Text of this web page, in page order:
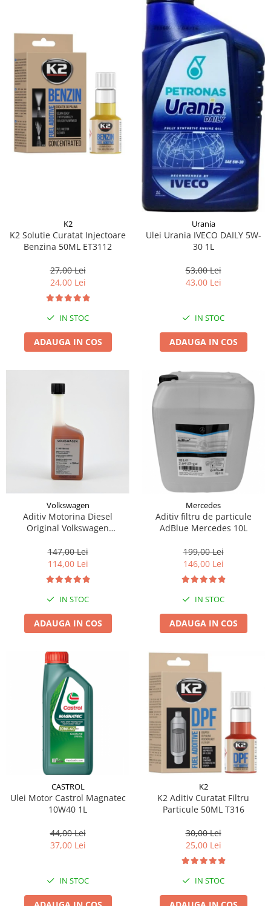
K2
K2 Solutie Curatat Injectoare
Benzina 50ML ET3112
27,00 Lei
24,00 Lei
IN STOC
ADAUGA IN COS
Urania
Ulei Urania IVECO DAILY 5W-
30 1L
53,00 Lei
43,00 Lei
IN STOC
ADAUGA IN COS
Volkswagen
Aditiv Motorina Diesel
Original Volkswagen
147,00 Lei
114,00 Lei
IN STOC
ADAUGA IN COS
Mercedes
Aditiv filtru de particule
AdBlue Mercedes 10L
199,00 Lei
146,00 Lei
IN STOC
ADAUGA IN COS
CASTROL
Ulei Motor Castrol Magnatec
10W40 1L
44,00 Lei
37,00 Lei
IN STOC
K2
K2 Aditiv Curatat Filtru
Particule 50ML T316
30,00 Lei
25,00 Lei
IN STOC